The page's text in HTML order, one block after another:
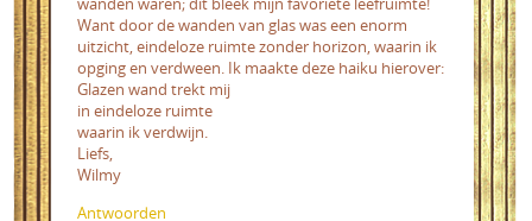
Want door de wanden van glas was een enorm
uitzicht, eindeloze ruimte zonder horizon, waarin ik
opging en verdween. Ik maakte deze haiku hierover:
Glazen wand trekt mij
in eindeloze ruimte
waarin ik verdwijn.
Liefs,
Wilmy
Antwoorden